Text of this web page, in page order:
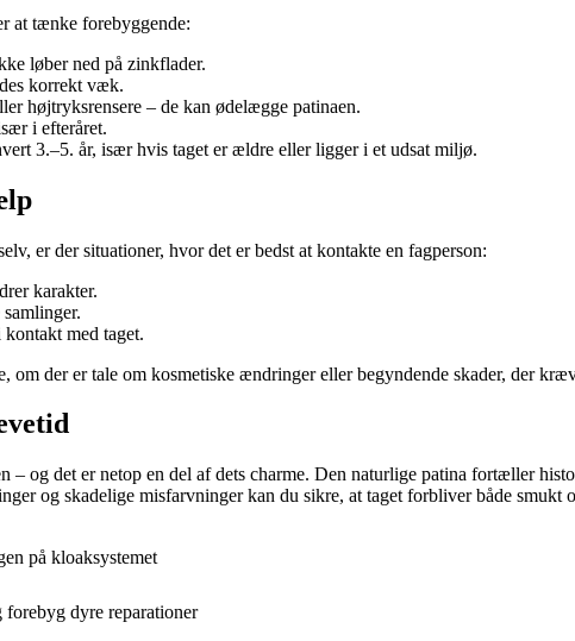
at tænke forebyggende:
løber ned på zinkflader.
korrekt væk.
højtryksrensere – de kan ødelægge patinaen.
i efteråret.
3.–5. år, især hvis taget er ældre eller ligger i et udsat miljø.
er der situationer, hvor det er bedst at kontakte en fagperson:
karakter.
med taget.
der er tale om kosmetiske ændringer eller begyndende skader, der
– og det er netop en del af dets charme. Den naturlige patina fortæller
og skadelige misfarvninger kan du sikre, at taget forbliver både smukt
på kloaksystemet
forebyg dyre reparationer